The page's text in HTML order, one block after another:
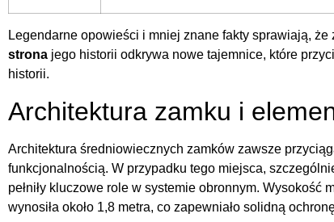
Legendarne opowieści i mniej znane fakty sprawiają,
strona jego historii odkrywa nowe tajemnice, które
historii.
Architektura zamku i
Architektura średniowiecznych zamków zawsze
funkcjonalnością. W przypadku tego miejsca,
pełniły kluczowe role w systemie obronnym. Wysokość
wynosiła około 1,8 metra, co zapewniało solidną